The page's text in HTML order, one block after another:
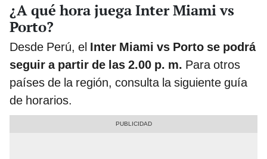
¿A qué hora juega Inter Miami vs
Porto?
Desde Perú, el Inter Miami vs Porto se podrá
seguir a partir de las 2.00 p. m. Para otros
países de la región, consulta la siguiente guía
de horarios.